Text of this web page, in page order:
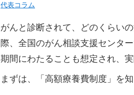
代表コラム
がんと診断されて、どのくらい
際、全国のがん相談支援センタ
期間にわたることも想定され、
まずは、「高額療養費制度」を